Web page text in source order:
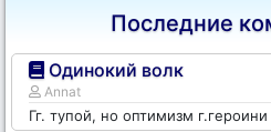
Последние
Одинокий волк
Annat
Гг. тупой, но оптимизм